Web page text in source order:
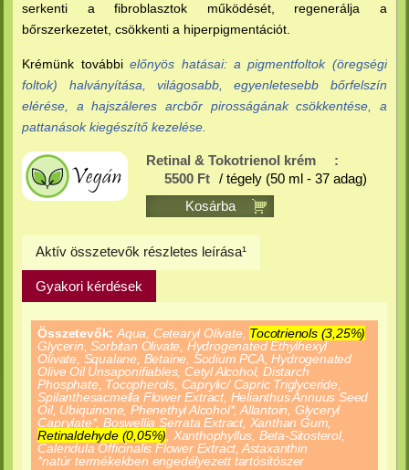
serkenti a fibroblasztok működését, regenerálja a
bőrszerkezetet, csökkenti a hiperpigmentációt.
Krémünk továbbielőnyös hatásai: a pigmentfoltok (öregségi
foltok) halványítása, világosabb, egyenletesebb bőrfelszín
elérése, a hajszáleres arcbőr pirosságának csökkentése, a
pattanások kiegészítő kezelése.
Retinal & Tokotrienol krém
:
5500 Ft
/ tégely (50 ml - 37 adag)
Kosárba
Aktív összetevők részletes leírása¹
Gyakori kérdések
Összetevők:Aqua, Cetearyl Olivate, Tocotrienols (3,25%)
Glycerin, Sorbitan Olivate, Hydrogenated Ethylhexyl
Olivate, Squalane, Betaine, Sodium PCA, Hydrogenated
Olive Oil Unsaponifiables, Cetyl Alcohol, Distarch
Phosphate, Tocopherols, Caprylic/ Capric Triglyceride,
Spilanthesacmella Flower Extract, Helianthus Annuus Seed
Oil, Ubiquinone, Phenethyl Alcohol*, Allantoin, Glyceryl
Caprylate*, Boswellia Serrata Extract, Xanthan Gum,
Retinaldehyde (0,05%) , Xanthophyllus, Beta-Sitosterol,
Calendula Officinalis Flower Extract, Astaxanthin
*natúr termékekben engedélyezett tartósítószer